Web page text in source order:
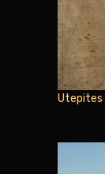
Utepites